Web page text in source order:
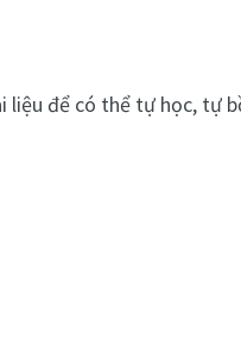
để có thể tự học, tự